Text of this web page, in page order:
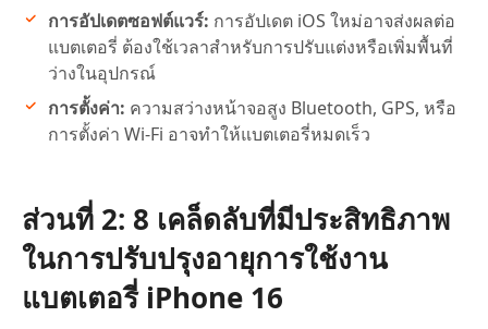
การอัปเดตซอฟต์แวร์: การอัปเดต iOS ใหม่อาจส่งผลต่อ
แบตเตอรี่ ต้องใช้เวลาสำหรับการปรับแต่งหรือเพิ่มพื้นที่
ว่างในอุปกรณ์
การตั้งค่า: ความสว่างหน้าจอสูง Bluetooth, GPS, หรือ
การตั้งค่า Wi-Fi อาจทำให้แบตเตอรี่หมดเร็ว
ส่วนที่ 2: 8 เคล็ดลับที่มีประสิทธิภาพ
ในการปรับปรุงอายุการใช้งาน
แบตเตอรี่ iPhone 16